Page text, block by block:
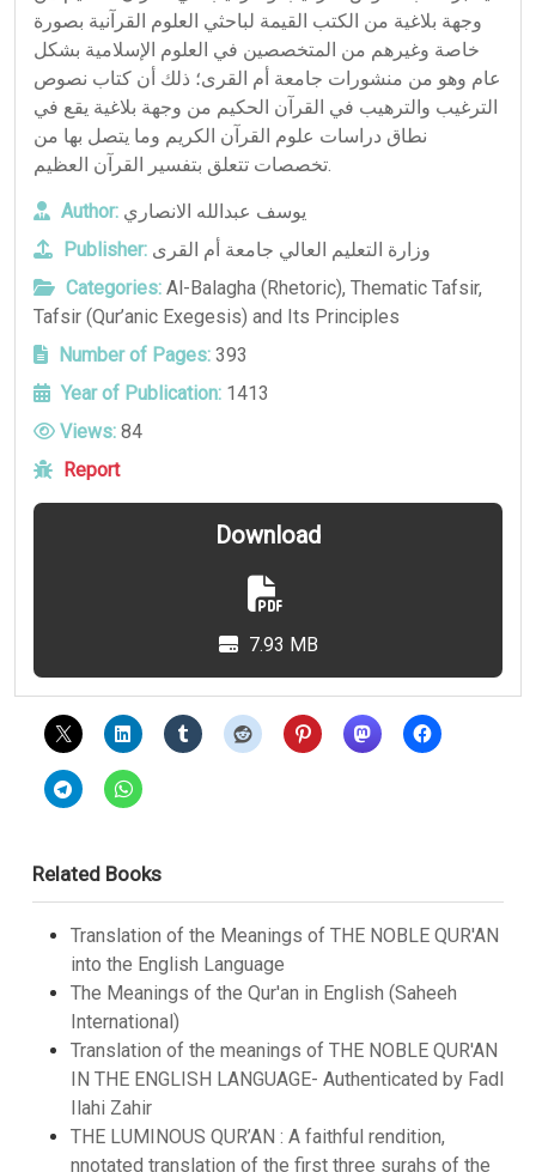
وجهة بلاغية من الكتب القيمة لباحثي العلوم القرآنية بصورة
خاصة وغيرهم من المتخصصين في العلوم الإسلامية بشكل
عام وهو من منشورات جامعة أم القرى؛ ذلك أن كتاب نصوص
الترغيب والترهيب في القرآن الحكيم من وجهة بلاغية يقع في
نطاق دراسات علوم القرآن الكريم وما يتصل بها من
Author: يوسف عبدالله الانصاري
Publisher: وزارة التعليم العالي جامعة أم القرى
Categories: Al-Balagha (Rhetoric), Thematic Tafsir,
Tafsir (Qur’anic Exegesis) and Its Principles
Number of Pages: 393
Year of Publication: 1413
Views: 84
Report
Download
7.93 MB
Related Books
Translation of the Meanings of THE NOBLE QUR'AN
into the English Language
The Meanings of the Qur'an in English (Saheeh
International)
Translation of the meanings of THE NOBLE QUR'AN
IN THE ENGLISH LANGUAGE- Authenticated by Fadl
Ilahi Zahir
THE LUMINOUS QUR’AN : A faithful rendition,
nnotated translation of the first three surahs of the